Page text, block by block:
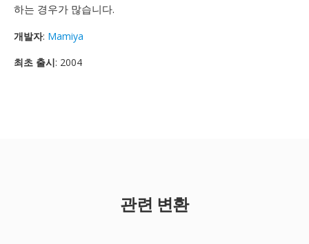
하는 경우가 많습니다.
개발자: Mamiya
최초 출시: 2004
관련 변환